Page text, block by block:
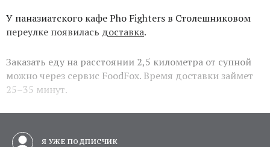
У паназиатского кафе Pho Fighters в Столешниковом
переулке появилась доставка.
Заказать еду на расстоянии 2,5 километра от супной
можно через сервис FoodFox. Время доставки займет
25–35 минут.
Я УЖЕ ПОДПИСЧИК